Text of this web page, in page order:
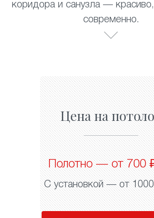
коридора и санузла —
современно.
Цена на
Полотно — от 700
С установкой — от